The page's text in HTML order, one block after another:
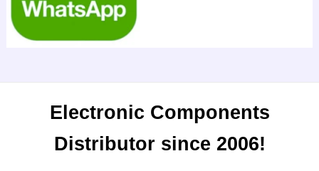
Electronic Components
Distributor since 2006!